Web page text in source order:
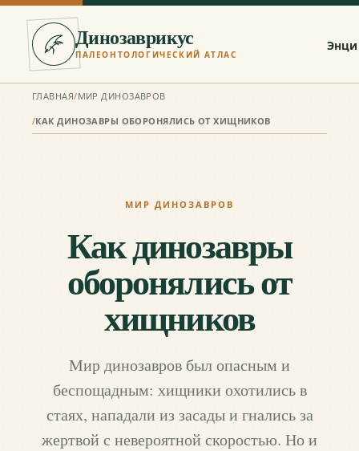
Динозаврикус
ПАЛЕОНТОЛОГИЧЕСКИЙ АТЛАС
ГЛАВНАЯ/МИР ДИНОЗАВРОВ
/КАК ДИНОЗАВРЫ ОБОРОНЯЛИСЬ ОТ ХИЩНИКОВ
МИР ДИНОЗАВРОВ
Как динозавры
оборонялись от
хищников
Мир динозавров был опасным и
беспощадным: хищники охотились в
стаях, нападали из засады и гнались за
жертвой с невероятной скоростью. Но и